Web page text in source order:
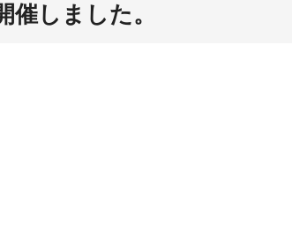
しました。